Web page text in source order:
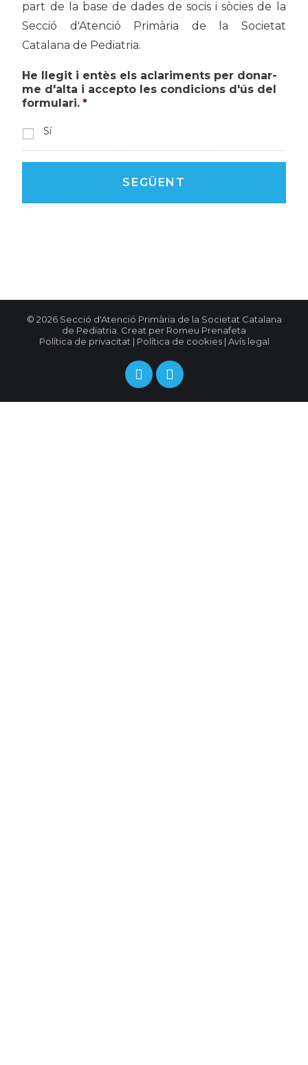
part de la base de dades de socis i sòcies de la
Secció d'Atenció Primària de la Societat
Catalana de Pediatria.
He llegit i entès els aclariments per donar-
me d'alta i accepto les condicions d'ús del
formulari. *
Sí
© 2026 Secció d'Atenció Primària de la Societat Catalana
de Pediatria. Creat per Romeu Prenafeta
Política de privacitat | Política de cookies| Avís legal